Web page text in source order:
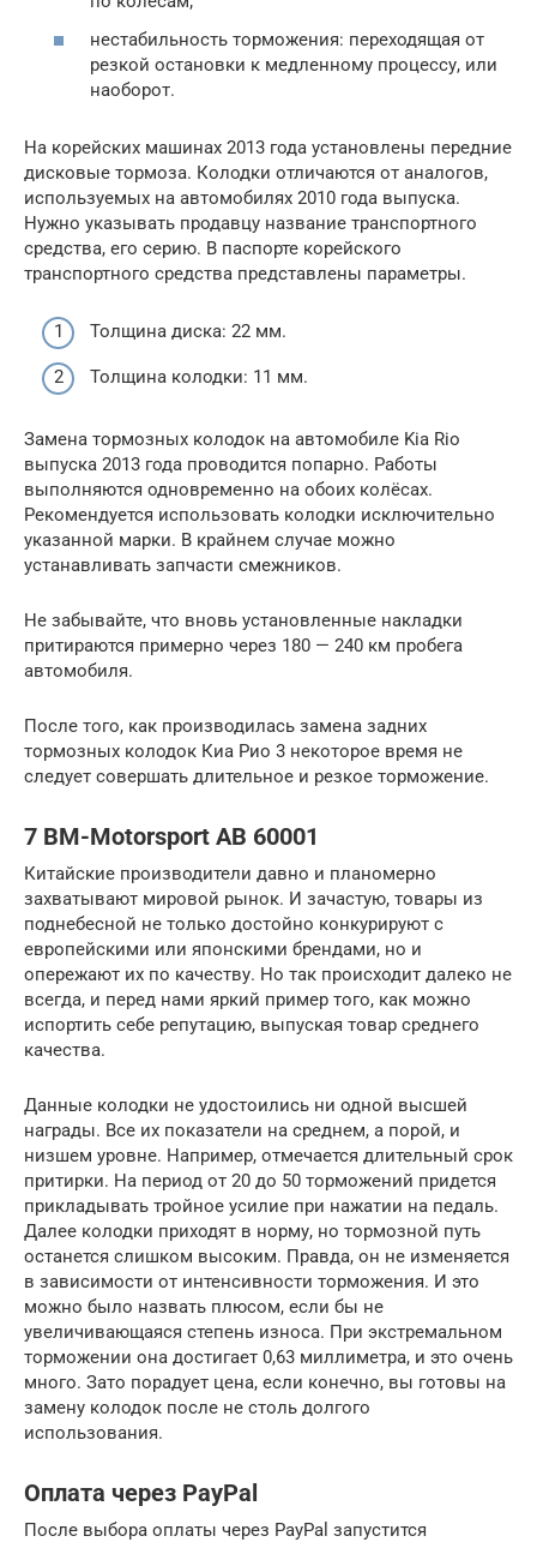
нестабильность торможения: переходящая от
резкой остановки к медленному процессу, или
наоборот.
На корейских машинах 2013 года установлены передние
дисковые тормоза. Колодки отличаются от аналогов,
используемых на автомобилях 2010 года выпуска.
Нужно указывать продавцу название транспортного
средства, его серию. В паспорте корейского
транспортного средства представлены параметры.
Толщина диска: 22 мм.
Толщина колодки: 11 мм.
Замена тормозных колодок на автомобиле Kia Rio
выпуска 2013 года проводится попарно. Работы
выполняются одновременно на обоих колёсах.
Рекомендуется использовать колодки исключительно
указанной марки. В крайнем случае можно
устанавливать запчасти смежников.
Не забывайте, что вновь установленные накладки
притираются примерно через 180 — 240 км пробега
автомобиля.
После того, как производилась замена задних
тормозных колодок Киа Рио 3 некоторое время не
следует совершать длительное и резкое торможение.
7 BM-Motorsport АВ 60001
Китайские производители давно и планомерно
захватывают мировой рынок. И зачастую, товары из
поднебесной не только достойно конкурируют с
европейскими или японскими брендами, но и
опережают их по качеству. Но так происходит далеко не
всегда, и перед нами яркий пример того, как можно
испортить себе репутацию, выпуская товар среднего
качества.
Данные колодки не удостоились ни одной высшей
награды. Все их показатели на среднем, а порой, и
низшем уровне. Например, отмечается длительный срок
притирки. На период от 20 до 50 торможений придется
прикладывать тройное усилие при нажатии на педаль.
Далее колодки приходят в норму, но тормозной путь
останется слишком высоким. Правда, он не изменяется
в зависимости от интенсивности торможения. И это
можно было назвать плюсом, если бы не
увеличивающаяся степень износа. При экстремальном
торможении она достигает 0,63 миллиметра, и это очень
много. Зато порадует цена, если конечно, вы готовы на
замену колодок после не столь долгого
использования.
Оплата через PayPal
После выбора оплаты через PayPal запустится